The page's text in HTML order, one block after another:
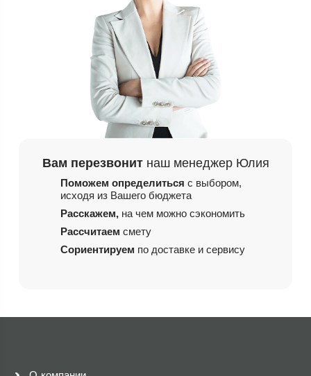
Вам перезвонит наш менеджер Юлия
Поможем определитьсяс выбором,
исходя из Вашего бюджета
Расскажем, на чем можно сэкономить
Рассчитаемсмету
Сориентируем по доставке и сервису